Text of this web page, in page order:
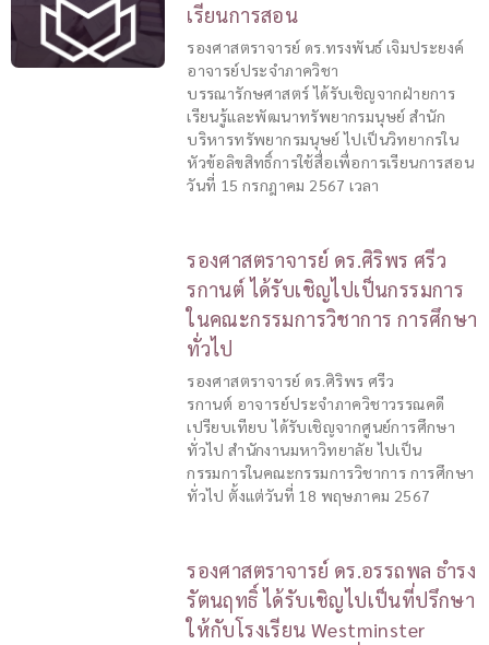
เรียนการสอน
รองศาสตราจารย์ ดร.ทรงพันธ์ เจิมประยงค์
อาจารย์ประจำภาควิชา
บรรณารักษศาสตร์ ได้รับเชิญจากฝ่ายการ
เรียนรู้และพัฒนาทรัพยากรมนุษย์ สำนัก
บริหารทรัพยากรมนุษย์ ไปเป็นวิทยากรใน
หัวข้อลิขสิทธิ์การใช้สื่อเพื่อการเรียนการสอน
วันที่ 15 กรกฎาคม 2567 เวลา
รองศาสตราจารย์ ดร.ศิริพร ศรีว
รกานต์ ได้รับเชิญไปเป็นกรรมการ
ในคณะกรรมการวิชาการ การศึกษา
ทั่วไป
รองศาสตราจารย์ ดร.ศิริพร ศรีว
รกานต์ อาจารย์ประจำภาควิชาวรรณคดี
เปรียบเทียบ ได้รับเชิญจากศูนย์การศึกษา
ทั่วไป สำนักงานมหาวิทยาลัย ไปเป็น
กรรมการในคณะกรรมการวิชาการ การศึกษา
ทั่วไป ตั้งแต่วันที่ 18 พฤษภาคม 2567
รองศาสตราจารย์ ดร.อรรถพล ธำรง
รัตนฤทธิ์ ได้รับเชิญไปเป็นที่ปรึกษา
ให้กับโรงเรียน Westminster